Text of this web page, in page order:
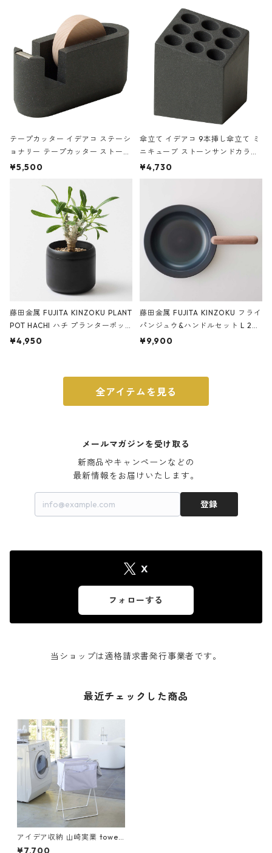
テープカッター イデアコ ステーシ
ョナリー テープカッター ストーン
サンドカラー 石調 ideaco Station
¥5,500
傘立て イデアコ 9本挿し傘立て ミ
ニキューブ ストーンサンドカラー
石調 ideaco Umbrella Stand CUB
E ストーンサンドブラック
¥4,730
藤田金属 FUJITA KINZOKU PLANT
POT HACHI ハチ プランターポッ
ト 3号 ブラック
¥4,950
藤田金属 FUJITA KINZOKU フライ
パンジュウ&ハンドルセット L 24c
m ガス火・IH対応 鉄フライパン
¥9,900
全アイテムを見る
メールマガジンを受け取る
新商品やキャンペーンなどの
最新情報をお届けいたします。
登録
X
フォローする
当ショップは適格請求書発行事業者です。
最近チェックした商品
アイデア収納 山崎実業 tower
タワー 折り畳み高床式ランド
¥7,700